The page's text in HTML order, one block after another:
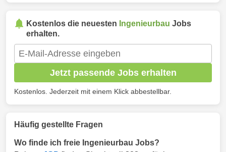
Kostenlos die neuesten Ingenieurbau Jobs
erhalten.
Jetzt passende Jobs erhalten
Kostenlos. Jederzeit mit einem Klick abbestellbar.
Häufig gestellte Fragen
Wo finde ich freie Ingenieurbau Jobs?